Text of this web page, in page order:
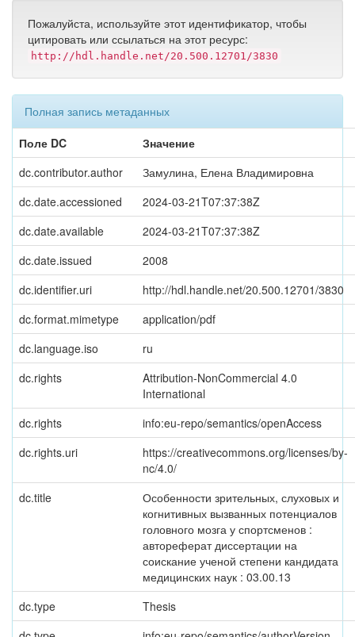
Пожалуйста, используйте этот идентификатор, чтобы
цитировать или ссылаться на этот ресурс:
http://hdl.handle.net/20.500.12701/3830
Полная запись метаданных
Поле DC
Значение
dc.contributor.author
Замулина, Елена Владимировна
dc.date.accessioned
2024-03-21T07:37:38Z
dc.date.available
2024-03-21T07:37:38Z
dc.date.issued
2008
dc.identifier.uri
http://hdl.handle.net/20.500.12701/3830
dc.format.mimetype
application/pdf
dc.language.iso
ru
dc.rights
Attribution-NonCommercial 4.0
International
dc.rights
info:eu-repo/semantics/openAccess
dc.rights.uri
https://creativecommons.org/licenses/by-
nc/4.0/
dc.title
Особенности зрительных, слуховых и
когнитивных вызванных потенциалов
головного мозга у спортсменов :
автореферат диссертации на
соискание ученой степени кандидата
медицинских наук : 03.00.13
dc.type
Thesis